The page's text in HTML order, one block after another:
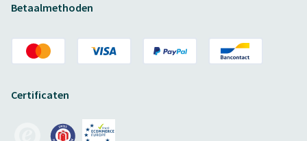
Betaalmethoden
Certificaten